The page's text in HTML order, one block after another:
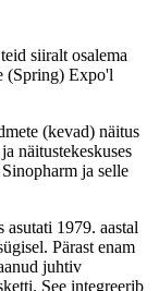
siiralt osalema
(Spring) Expo'l
(kevad) näitus
näitustekeskuses
ja selle
1979. aastal
Pärast enam
juhtiv
See integreerib